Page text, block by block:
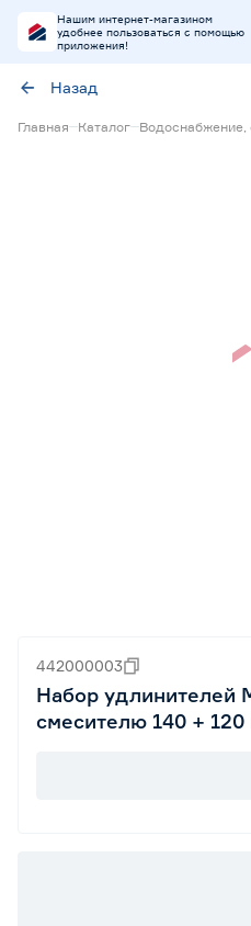
Нашим интернет-магазином
удобнее пользоваться с помощью
приложения!
Назад
Главная Каталог Водоснабжение,
442000003
Набор удлинителей
смесителю 140 +